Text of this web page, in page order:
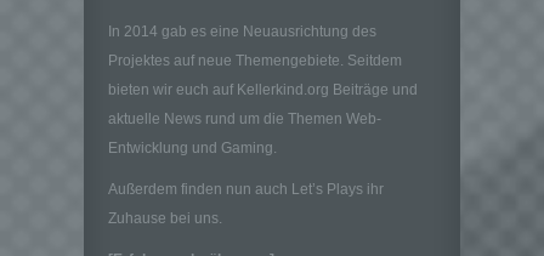
In 2014 gab es eine Neuausrichtung des
Projektes auf neue Themengebiete. Seitdem
bieten wir euch auf Kellerkind.org Beiträge und
aktuelle News rund um die Themen Web-
Entwicklung und Gaming.
Außerdem finden nun auch Let’s Plays ihr
Zuhause bei uns.
E-Mail: kontakt@kellerkind.org
Die Internetseiten verwenden teilweise so
SessionStorage. Dies dient dazu, unser Angebot
nutzerfreundlicher, effektiver und sicherer zu
machen. Local Storage und SessionStorage ist